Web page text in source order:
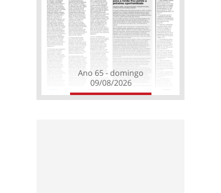
Ano 65 - domingo
09/08/2026